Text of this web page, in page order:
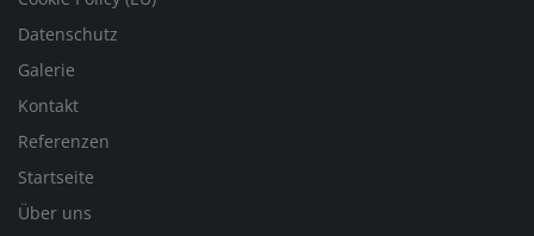
Datenschutz
Galerie
Kontakt
Referenzen
Startseite
Über uns